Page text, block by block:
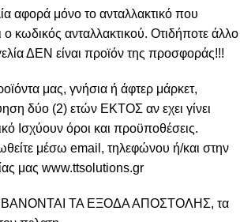
αφορά μόνο το ανταλλακτικό που
ο κωδικός ανταλλακτικού. Οτιδήποτε άλλο
ΔΕΝ είναι προϊόν της προσφοράς!!!
μας, γνήσια ή άφτερ μάρκετ,
δύο (2) ετών ΕΚΤΟΣ αν εχει γίνει
Ισχύουν όροι και προϋποθέσεις.
μέσω email, τηλεφώνου ή/και στην
μας www.ttsolutions.gr
ΤΑ ΕΞΟΔΑ ΑΠΟΣΤΟΛΗΣ, τα